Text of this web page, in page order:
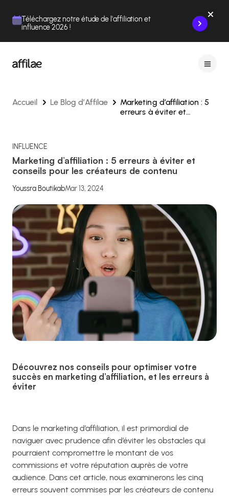
Téléchargez notre étude de l'affiliation et
influence 2026 !
Accueil Le Blog d’Affilae
Marketing d’affiliation : 5
erreurs à éviter et
INFLUENCE
Marketing d’affiliation : 5 erreurs à éviter et
conseils pour les créateurs de contenu
Youssra BoutikabMar 13, 2024
Découvrez nos conseils pour optimiser votre
succès en marketing d’affiliation, et les erreurs à
éviter
Dans le marketing d’affiliation, il est primordial de
naviguer avec prudence afin d’éviter les obstacles qui
pourraient compromettre le montant de vos
commissions et votre réputation auprès de votre
audience. Dans cet article, nous examinerons les cinq
erreurs souvent commises par les créateurs de contenu